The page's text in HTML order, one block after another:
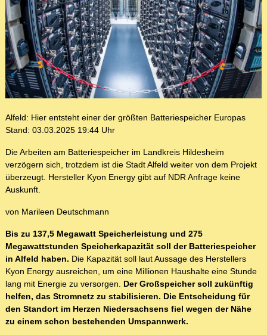
Alfeld: Hier entsteht einer der größten Batteriespeicher Europas
Stand: 03.03.2025 19:44 Uhr
Die Arbeiten am Batteriespeicher im Landkreis Hildesheim
verzögern sich, trotzdem ist die Stadt Alfeld weiter von dem Projekt
überzeugt. Hersteller Kyon Energy gibt auf NDR Anfrage keine
Auskunft.
von Marileen Deutschmann
Bis zu 137,5 Megawatt Speicherleistung und 275
Megawattstunden Speicherkapazität soll der Batteriespeicher
in Alfeld haben. Die Kapazität soll laut Aussage des Herstellers
Kyon Energy ausreichen, um eine Millionen Haushalte eine Stunde
lang mit Energie zu versorgen. Der Großspeicher soll zukünftig
helfen, das Stromnetz zu stabilisieren. Die Entscheidung für
den Standort im Herzen Niedersachsens fiel wegen der Nähe
zu einem schon bestehenden Umspannwerk.